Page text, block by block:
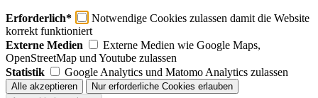
Erforderlich*
Notwendige Cookies zulassen damit die Website
korrekt funktioniert
Externe Medien
Externe Medien wie Google Maps,
OpenStreetMap und Youtube zulassen
Statistik
Google Analytics und Matomo Analytics zulassen